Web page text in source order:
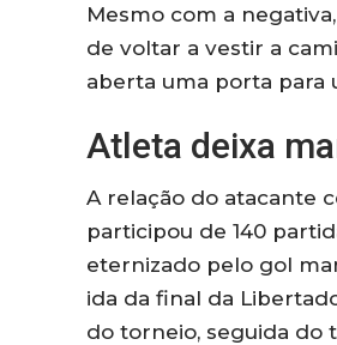
Mesmo com a
de voltar a vestir a
aberta uma porta para
Atleta deixa
A relação do atacante
participou de 140
eternizado pelo gol
ida da final da
do torneio, seguida do